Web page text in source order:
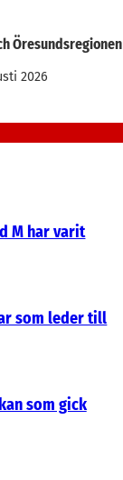
Öresundsregionen
2026
M har varit
som leder till
som gick